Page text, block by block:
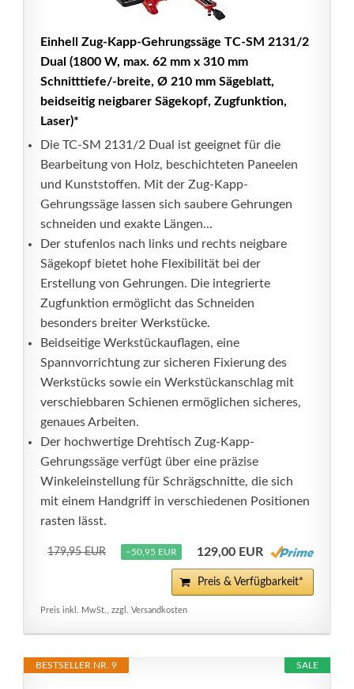
Einhell Zug-Kapp-Gehrungssäge TC-SM 2131/2
Dual (1800 W, max. 62 mm x 310 mm
Schnitttiefe/-breite, Ø 210 mm Sägeblatt,
beidseitig neigbarer Sägekopf, Zugfunktion,
Laser)*
Die TC-SM 2131/2 Dual ist geeignet für die
Bearbeitung von Holz, beschichteten Paneelen
und Kunststoffen. Mit der Zug-Kapp-
Gehrungssäge lassen sich saubere Gehrungen
schneiden und exakte Längen...
Der stufenlos nach links und rechts neigbare
Sägekopf bietet hohe Flexibilität bei der
Erstellung von Gehrungen. Die integrierte
Zugfunktion ermöglicht das Schneiden
besonders breiter Werkstücke.
Beidseitige Werkstückauflagen, eine
Spannvorrichtung zur sicheren Fixierung des
Werkstücks sowie ein Werkstückanschlag mit
verschiebbaren Schienen ermöglichen sicheres,
genaues Arbeiten.
Der hochwertige Drehtisch Zug-Kapp-
Gehrungssäge verfügt über eine präzise
Winkeleinstellung für Schrägschnitte, die sich
mit einem Handgriff in verschiedenen Positionen
rasten lässt.
179,95 EUR −50,95 EUR 129,00 EUR
Preis & Verfügbarkeit*
Preis inkl. MwSt., zzgl. Versandkosten
SALE
BESTSELLER NR. 9